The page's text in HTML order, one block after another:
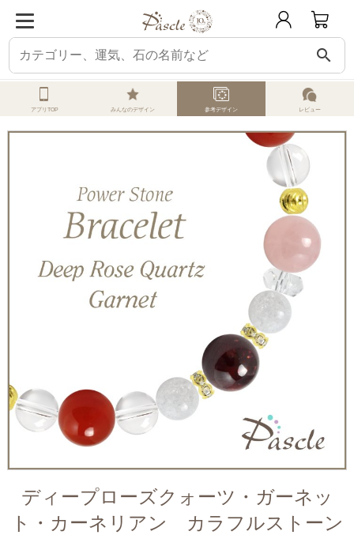
search
ホーム オーダーメイド 参考デザイン ディープローズクォーツ ディー
アプリTOP みんなのデザイン 参考デザイン レビュー
ディープローズクォーツ・ガーネッ
ト・カーネリアン カラフルストーン